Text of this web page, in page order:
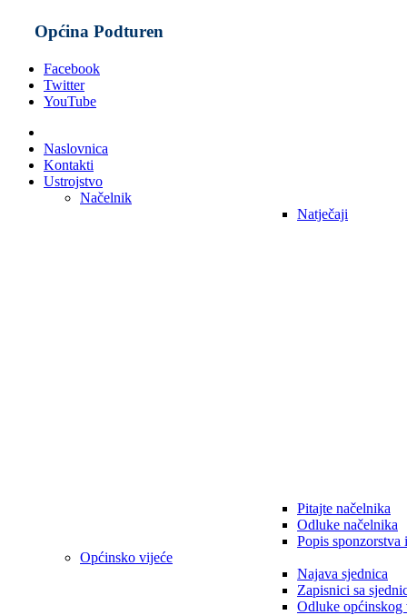
Općina Podturen
Facebook
Twitter
YouTube
Naslovnica
Kontakti
Ustrojstvo
Načelnik
Natječaji
Pitajte načelnika
Odluke načelnika
Popis sponzorstva
Općinsko vijeće
Najava sjednica
Zapisnici sa
Odluke općinskog